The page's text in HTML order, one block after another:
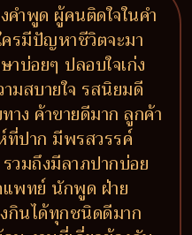
คำพูด ผู้คนติดใจในคำ
ครมีปัญหาชีวิตจะมา
บ่อยๆ ปลอบใจเก่ง
มสบายใจ รสนิยมดี
าง ค้าขายดีมาก ลูกค้า
ที่ปาก มีพรสวรรค์
วมถึงมีลาภปากบ่อย
แพทย์ นักพูด ฝ่าย
กินได้ทุกชนิดดีมาก